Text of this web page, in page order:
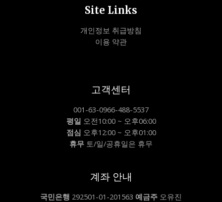
Site Links
개인정보 취급방침
이용 약관
고객센터
001-63-0966-488-5537
평일 오전10:00 ~ 오후06:00
점심 오후12:00 ~ 오후01:00
휴무 토/일/공휴일은 휴무
계좌 안내
국민은행 292501-01-201563 예금주 오유진